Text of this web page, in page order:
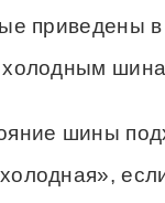
приведены в
холодным
шины